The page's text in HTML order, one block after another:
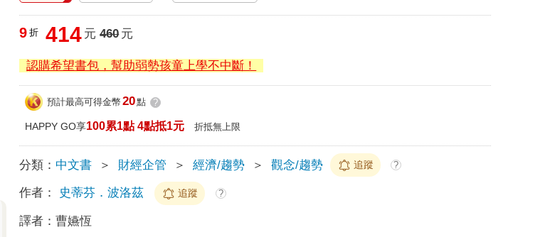
9 折 414 元 460元
認購希望書包，幫助弱勢孩童上學不中斷！
預計最高可得金幣 20點 ?
HAPPY GO享100累1點 4點抵1元 折抵無上限
分類： 中文書 ＞ 財經企管 ＞ 經濟/趨勢 ＞ 觀念/趨勢 追蹤 ?
作者： 史蒂芬．波洛茲 追蹤 ?
譯者：曹嬿恆